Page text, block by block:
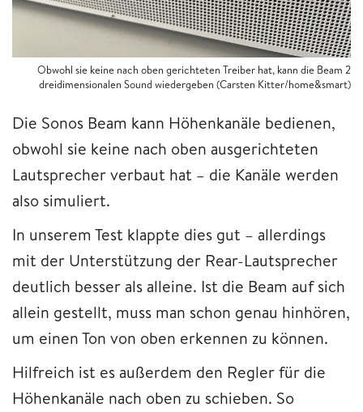
Obwohl sie keine nach oben gerichteten Treiber hat, kann die Beam 2
dreidimensionalen Sound wiedergeben (Carsten Kitter/home&smart)
Die Sonos Beam kann Höhenkanäle bedienen,
obwohl sie keine nach oben ausgerichteten
Lautsprecher verbaut hat – die Kanäle werden
also simuliert.
In unserem Test klappte dies gut – allerdings
mit der Unterstützung der Rear-Lautsprecher
deutlich besser als alleine. Ist die Beam auf sich
allein gestellt, muss man schon genau hinhören,
um einen Ton von oben erkennen zu können.
Hilfreich ist es außerdem den Regler für die
Höhenkanäle nach oben zu schieben. So